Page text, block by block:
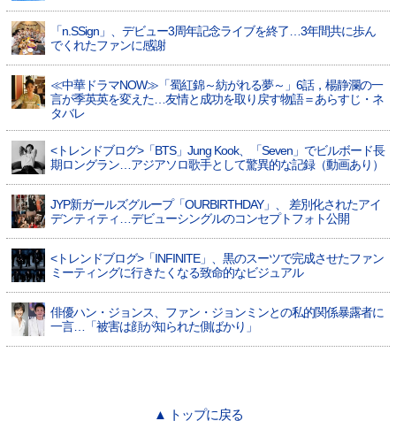
「n.SSign」、デビュー3周年記念ライブを終了…3年間共に歩ん
でくれたファンに感謝
≪中華ドラマNOW≫「蜀紅錦～紡がれる夢～」6話，楊静瀾の一
言が季英英を変えた…友情と成功を取り戻す物語＝あらすじ・ネ
タバレ
<トレンドブログ>「BTS」Jung Kook、「Seven」でビルボード長
期ロングラン…アジアソロ歌手として驚異的な記録（動画あり）
JYP新ガールズグループ「OURBIRTHDAY」、 差別化されたアイ
デンティティ…デビューシングルのコンセプトフォト公開
<トレンドブログ>「INFINITE」、黒のスーツで完成させたファン
ミーティングに行きたくなる致命的なビジュアル
俳優ハン・ジョンス、ファン・ジョンミンとの私的関係暴露者に
一言…「被害は顔が知られた側ばかり」
▲ トップに戻る